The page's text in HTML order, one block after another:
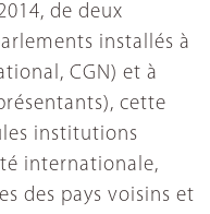
de deux
installés à
CGN) et à
cette
institutions
internationale,
des pays voisins et